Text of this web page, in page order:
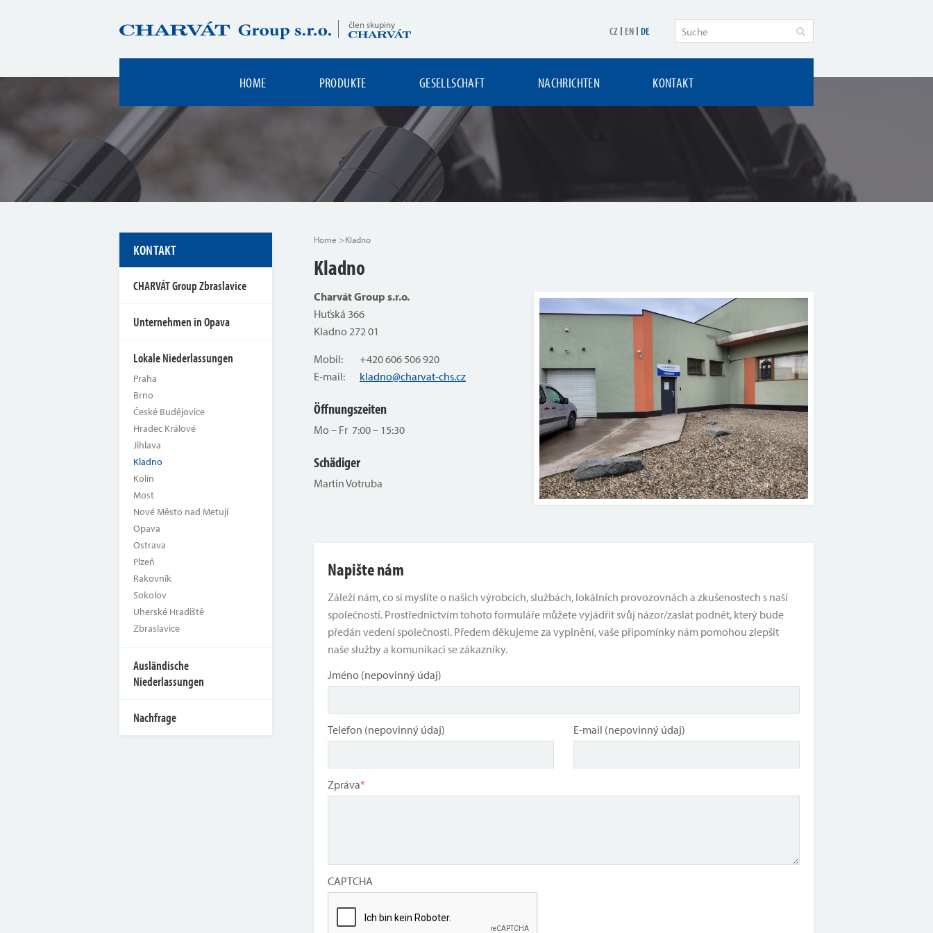
člen skupiny CZ EN DE
HOME PRODUKTE GESELLSCHAFT NACHRICHTEN KONTAKT
Home Kladno
Kladno
Charvát Group s.r.o.
Huťská 366
Kladno 272 01
Mobil: +420 606 506 920
E-mail: kladno@charvat-chs.cz
Öffnungszeiten
Mo – Fr 7:00 – 15:30
Schädiger
Martin Votruba
Napište nám
Záleží nám, co si myslíte o našich výrobcích, službách, lokálních provozovnách a zkušenostech s naší
společností. Prostřednictvím tohoto formuláře můžete vyjádřit svůj názor/zaslat podnět, který bude
předán vedení společnosti. Předem děkujeme za vyplnění, vaše připomínky nám pomohou zlepšit
naše služby a komunikaci se zákazníky.
Jméno (nepovinný údaj)
Telefon (nepovinný údaj) E-mail (nepovinný údaj)
Zpráva*
CAPTCHA
KONTAKT
CHARVÁT Group Zbraslavice
Unternehmen in Opava
Lokale Niederlassungen
Praha
Brno
České Budějovice
Hradec Králové
Jihlava
Kladno
Kolín
Most
Nové Město nad Metují
Opava
Ostrava
Plzeň
Rakovník
Sokolov
Uherské Hradiště
Zbraslavice
Ausländische
Niederlassungen
Nachfrage